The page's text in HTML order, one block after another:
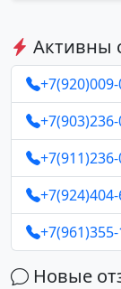
Активны
+7(920)009-
Новые